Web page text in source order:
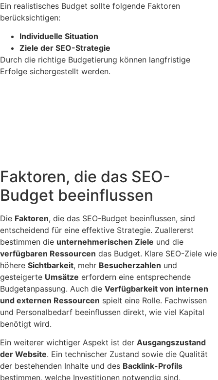
Ein realistisches Budget sollte folgende Faktoren
berücksichtigen:
Individuelle Situation
Ziele der SEO-Strategie
Durch die richtige Budgetierung können langfristige
Erfolge sichergestellt werden.
Faktoren, die das SEO-
Budget beeinflussen
Die Faktoren, die das SEO-Budget beeinflussen, sind
entscheidend für eine effektive Strategie. Zuallererst
bestimmen die unternehmerischen Ziele und die
verfügbaren Ressourcen das Budget. Klare SEO-Ziele wie
höhere Sichtbarkeit, mehr Besucherzahlen und
gesteigerte Umsätze erfordern eine entsprechende
Budgetanpassung. Auch die Verfügbarkeit von internen
und externen Ressourcen spielt eine Rolle. Fachwissen
und Personalbedarf beeinflussen direkt, wie viel Kapital
benötigt wird.
Ein weiterer wichtiger Aspekt ist der Ausgangszustand
der Website. Ein technischer Zustand sowie die Qualität
der bestehenden Inhalte und des Backlink-Profils
bestimmen, welche Investitionen notwendig sind.